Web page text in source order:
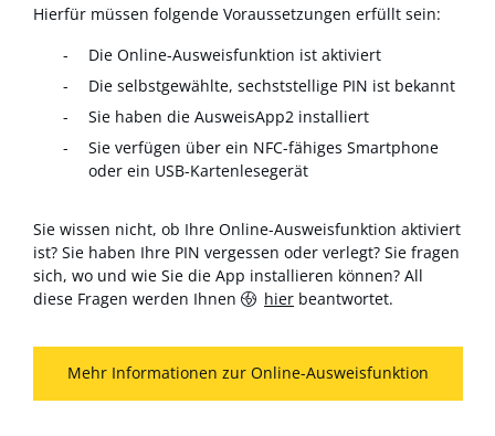
Hierfür müssen folgende Voraussetzungen erfüllt sein:
Die Online-Ausweisfunktion ist aktiviert
Die selbstgewählte, sechststellige PIN ist bekannt
Sie haben die AusweisApp2 installiert
Sie verfügen über ein NFC-fähiges Smartphone
oder ein USB-Kartenlesegerät
Sie wissen nicht, ob Ihre Online-Ausweisfunktion aktiviert
ist? Sie haben Ihre PIN vergessen oder verlegt? Sie fragen
sich, wo und wie Sie die App installieren können? All
diese Fragen werden Ihnen
hier beantwortet.
Mehr Informationen zur Online-Ausweisfunktion